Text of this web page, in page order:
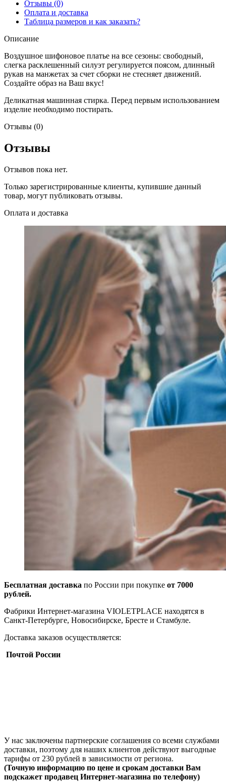
Отзывы (0)
Оплата и доставка
Таблица размеров и как заказать?
Описание
Воздушное шифоновое платье на все сезоны: свободный,
слегка расклешенный силуэт регулируется поясом, длинный
рукав на манжетах за счет сборки не стесняет движений.
Создайте образ на Ваш вкус!
Деликатная машинная стирка. Перед первым использованием
изделие необходимо постирать.
Отзывы (0)
Отзывы
Отзывов пока нет.
Только зарегистрированные клиенты, купившие данный
товар, могут публиковать отзывы.
Оплата и доставка
Бесплатная доставка по России при покупке от 7000
рублей.
Фабрики Интернет-магазина VIOLETPLACE находятся в
Санкт-Петербурге, Новосибирске, Бресте и Стамбуле.
Доставка заказов осуществляется:
Почтой России
У нас заключены партнерские соглашения со всеми службами
доставки, поэтому для наших клиентов действуют выгодные
тарифы от 230 рублей в зависимости от региона.
(Точную информацию по цене и срокам доставки Вам
подскажет продавец Интернет-магазина по телефону)